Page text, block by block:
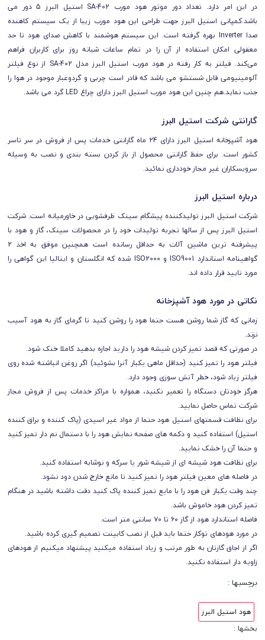
در این امر دارد. تعداد دور موتور هود مورب SA-402 استیل البرز 5 دور می
باشد.کمپانی استیل البرز جهت طراحی این هود مورب زیبا از یک سیستم کاهنده
صدا Inverter بهره گرفته است. این سیستم هوشمند با کاهش صدای هود تا حد
معقولی امکان استفاده از آن را در تمام ساعات شبانه روز برای کاربران فراهم
می‌کند.
فیلتر به کار رفته در هود مورب استیل البرز مدل SA-402 از نوع فیلتر
آلومینیومی قابل شستشو می باشد که قادر است چربی و گردوغبار موجود در هوا را
جذب نماید.هم چنین این هود مورب استیل البرز دارای چراغ LED گرد می باشد.
گارانتی شرکت استیل البرز
هود آشپزخانه استیل البرز دارای 24 ماه گارانتی
خدمات پس از فروش در سر تاسر
کشور است. برای حفظ گارانتی محصول از باز کردن بسته بندی و نصب به وسیله
سرویسکاران غیر مجاز خودداری نمائید.
درباره استیل البرز
شرکت استیل البرز تولیدکننده پیشگام سینک ظرفشویی در خاورمیانه است. شرکت
استیل البرز پس از سالها تجربه تولیدات خود را در محصولات سینک، گاز و هود با
پیشرفته ترین ماشین آلات به حداقل رسانده است همچنین موفق به اخذ 2
گواهینامه استاندارد ISO9001 و ISO2000 شده که انگلستان و ایتالیا این گواهی را
مورد تایید قرار داده اند.
نکاتی در مورد هود آشپزخانه
زمانی که گاز شما روشن هست حتما هود را روشن کنيد تا گرمای گاز به هود آسيب
نزند.
در صورتی که قصد تميز کردن شيشه هود را داريد اجازه بدهيد کاملا خنک شود.
فيلتر هود را تميز کنيد (حداقل ماهی يکبار آنرا بشوئيد) اگر روغن انباشته شده روی
فيلتر زياد شود، خطر آتش سوزی وجود دارد.
هرگز خودتان دستگاه را تعمير نکنيد، همواره با مراکز خدمات پس از فروش مجاز
شرکت تماس حاصل نماييد.
برای نظافت قسمتهای استيل هود حتما از مواد غير اسيدی (پاک کننده و براق کننده
استيل) استفاده کنيد و دکمه های صفحه نمايش هود را با دستمال نم دار تميز کنيد
و حتما آن را خشک نماييد.
برای نظافت هود شيشه ای از شيشه شور يا سرکه و نوشابه استفاده کنيد.
در فاصله های معين فيلتر هود را تميز کنيد تا مانع خارج شدن دود نشود.
چند وقت يکبار فن هود را با مايع تميز کننده پاک کنيد دقت داشته باشيد در هنگام
تميز کردن هود خاموش باشد.
فاصله استاندارد هود از گاز ۶٠ تا ٧٠ سانتی متر است.
در مورد هودهای توکار حتما بايد قبل از نصب کابينت تصميم گيری کرده باشيد.
اگر از اجاق گازتان به طور مرتب و زياد استفاده میکنيد پيشنهاد میکنيم از هودهای
زاويه دار استفاده نکنيد.
برچسبها :
هود استیل البرز
بخشها :